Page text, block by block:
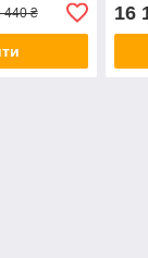
440 ₴ 16